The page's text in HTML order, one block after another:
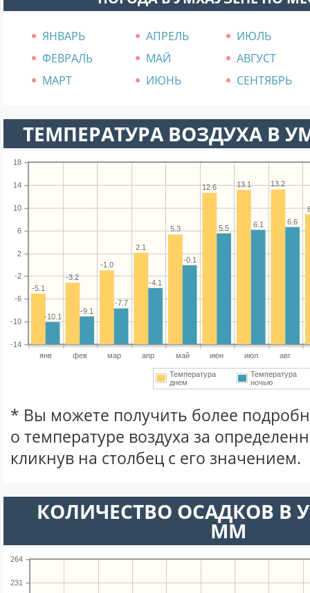
ЯНВАРЬ АПРЕЛЬ
ИЮЛЬ
ФЕВРАЛЬ
МАЙ
АВГУСТ
МАРТ
ИЮНЬ СЕНТЯБРЬ
ТЕМПЕРАТУРА ВОЗДУХА В
янв фев мар апр май июн июл авг
-14
-10
-6
-2
2
6
10
14
18
13.2
13.1
12.6
5.3
2.1
-1.0
-3.2
-5.1
6.6
6.1
5.5
-0.1
-4.1
-7.7
-9.1
-10.1
Температура
днем
Температура
ночью
* Вы можете получить более
о температуре воздуха за
кликнув на столбец с его значением.
КОЛИЧЕСТВО ОСАДКОВ В
ММ
231
264